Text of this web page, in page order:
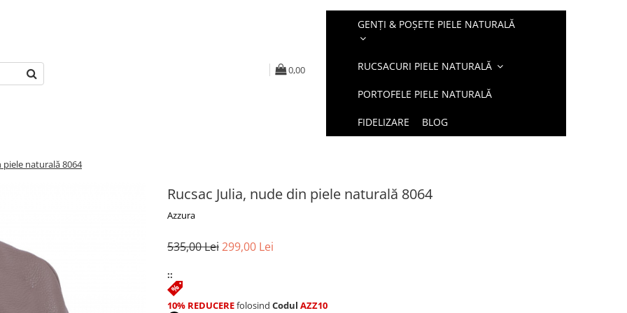
0,00
GENȚI & POȘETE PIELE NATURALĂ
RUCSACURI PIELE NATURALĂ
PORTOFELE PIELE NATURALĂ
FIDELIZARE BLOG
piele naturală 8064
Rucsac Julia, nude din piele naturală 8064
Azzura
535,00 Lei299,00 Lei
::
10% REDUCEREfolosind Codul AZZ10